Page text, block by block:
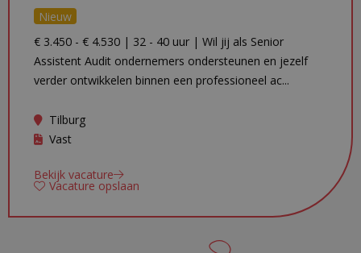
Nieuw
€ 3.450 - € 4.530 | 32 - 40 uur | Wil jij als Senior
Assistent Audit ondernemers ondersteunen en jezelf
verder ontwikkelen binnen een professioneel ac...
Tilburg
Vast
Bekijk vacature
Vacature opslaan